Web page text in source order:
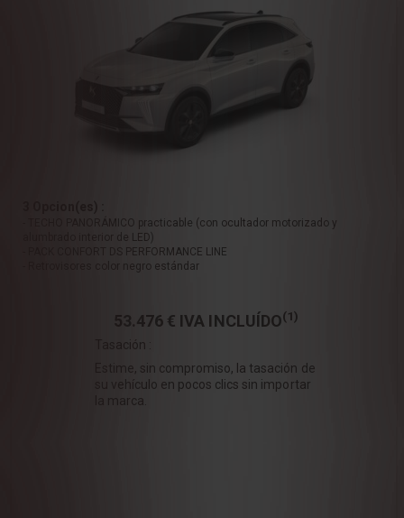
- TECHO PANORÁMICO practicable (con ocultador motorizado y
alumbrado interior de LED)
- PACK CONFORT DS PERFORMANCE LINE
- Retrovisores color negro estándar
53.476 € IVA INCLUÍDO(1)
Tasación :
Estime, sin compromiso, la tasación de
su vehículo en pocos clics sin importar
la marca.